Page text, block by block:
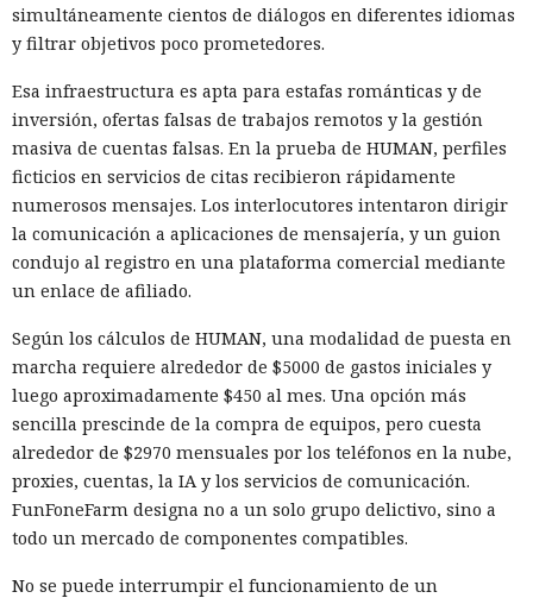
simultáneamente cientos de diálogos en diferentes idiomas
y filtrar objetivos poco prometedores.
Esa infraestructura es apta para estafas románticas y de
inversión, ofertas falsas de trabajos remotos y la gestión
masiva de cuentas falsas. En la prueba de HUMAN, perfiles
ficticios en servicios de citas recibieron rápidamente
numerosos mensajes. Los interlocutores intentaron dirigir
la comunicación a aplicaciones de mensajería, y un guion
condujo al registro en una plataforma comercial mediante
un enlace de afiliado.
Según los cálculos de HUMAN, una modalidad de puesta en
marcha requiere alrededor de $5000 de gastos iniciales y
luego aproximadamente $450 al mes. Una opción más
sencilla prescinde de la compra de equipos, pero cuesta
alrededor de $2970 mensuales por los teléfonos en la nube,
proxies, cuentas, la IA y los servicios de comunicación.
FunFoneFarm designa no a un solo grupo delictivo, sino a
todo un mercado de componentes compatibles.
No se puede interrumpir el funcionamiento de un